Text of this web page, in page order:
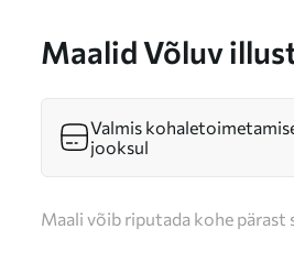
Maalid Võluv
Valmis
jooksul
Maali võib riputada kohe